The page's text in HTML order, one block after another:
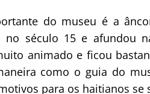
do museu é a
no século 15 e afundou
animado e ficou
como o guia do
para os haitianos se